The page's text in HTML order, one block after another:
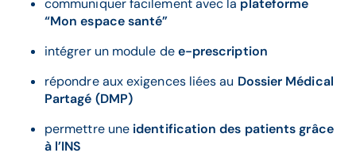
communiquer facilement avec la plateforme
“Mon espace santé”
intégrer un module dee-prescription
répondre aux exigences liées au Dossier Médical
Partagé (DMP)
permettre une identification des patients grâce
à l’INS